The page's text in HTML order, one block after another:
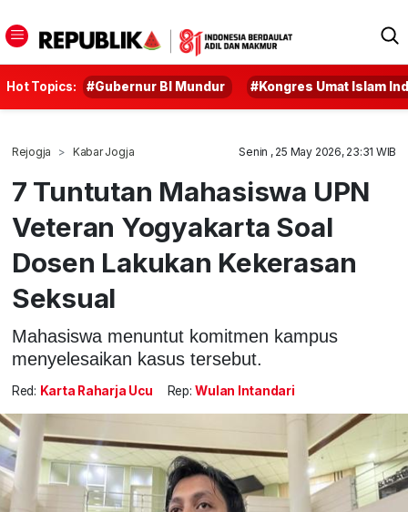
Hot Topics: #Gubernur BI Mundur #Kongres Umat Islam
Rejogja Kabar Jogja Senin , 25 May 2026, 23:31 WIB
7 Tuntutan Mahasiswa UPN
Veteran Yogyakarta Soal
Dosen Lakukan Kekerasan
Seksual
Mahasiswa menuntut komitmen kampus
menyelesaikan kasus tersebut.
Red: Karta Raharja Ucu Rep: Wulan Intandari